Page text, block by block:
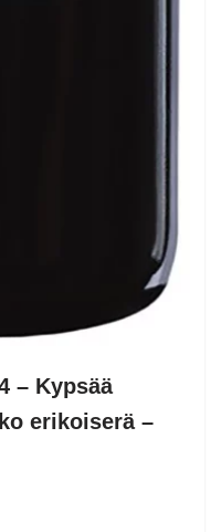
– Kypsää
erikoiserä –